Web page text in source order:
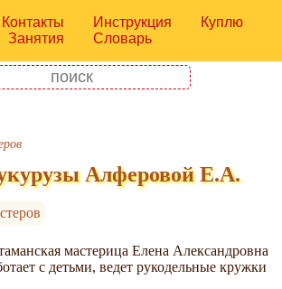
Контакты Инструкция
Куплю
Занятия
Словарь
Алферовой Е.А.
мастерица Елена Александровна
с детьми, ведет рукодельные кружки